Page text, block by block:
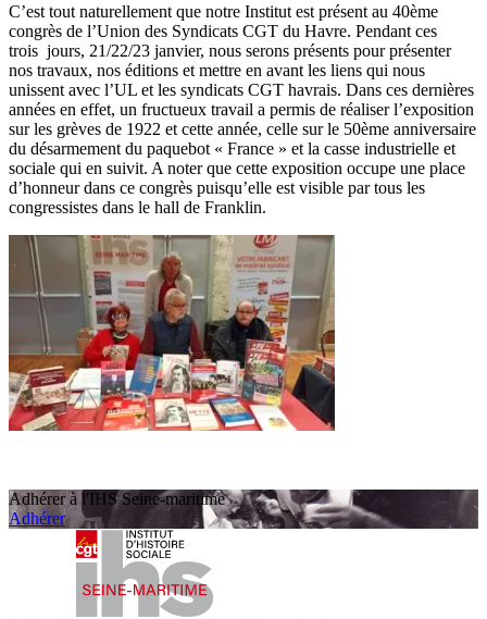
C’est tout naturellement que notre Institut est présent au 40ème
congrès de l’Union des Syndicats CGT du Havre. Pendant ces
trois jours, 21/22/23 janvier, nous serons présents pour présenter
nos travaux, nos éditions et mettre en avant les liens qui nous
unissent avec l’UL et les syndicats CGT havrais. Dans ces dernières
années en effet, un fructueux travail a permis de réaliser l’exposition
sur les grèves de 1922 et cette année, celle sur le 50ème anniversaire
du désarmement du paquebot « France » et la casse industrielle et
sociale qui en suivit. A noter que cette exposition occupe une place
d’honneur dans ce congrès puisqu’elle est visible par tous les
congressistes dans le hall de Franklin.
Adhérer à l'IHS Seine-maritime
Adhérer